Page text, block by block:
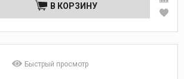
В КОРЗИНУ
Быстрый просмотр